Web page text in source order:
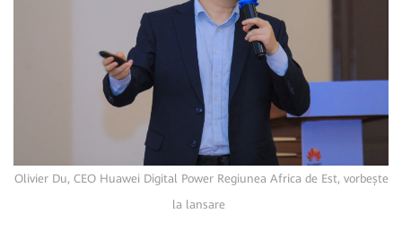
Olivier Du, CEO Huawei Digital Power Regiunea Africa de Est, vorbește
la lansare